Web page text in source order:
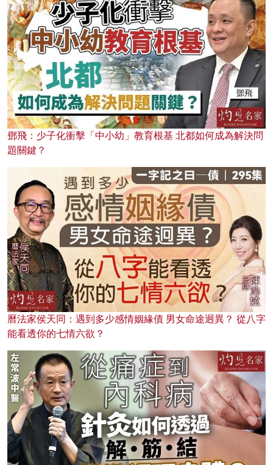
鄧飛：少子化衝擊「中小幼」教育根基 北都如何成為解決問
題關鍵？
曆法家侯天同：遇到多少感情姻緣債 男女命途迥異？ 從八字
能看透你的七情六欲？